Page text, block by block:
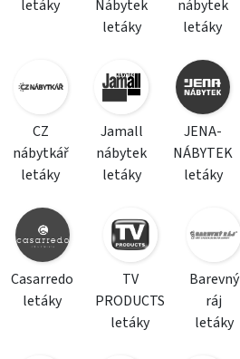
letáky
Nábytek
letáky
nábytek
letáky
CZ
nábytkář
letáky
Jamall
nábytek
letáky
JENA-
NÁBYTEK
letáky
Casarredo
letáky
TV
PRODUCTS
letáky
Barevný
ráj
letáky